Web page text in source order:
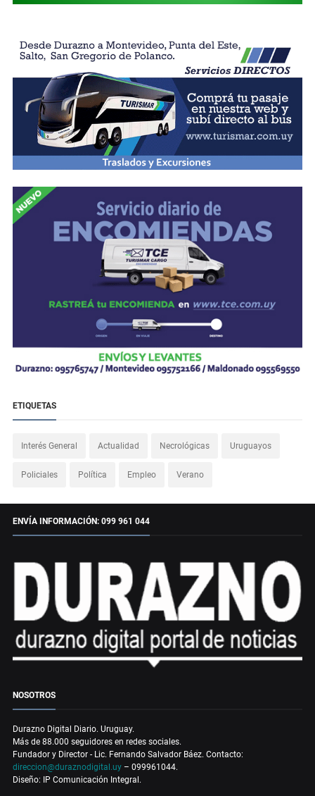
ETIQUETAS
Interés General Actualidad Necrológicas Uruguayos
Policiales Política Empleo Verano
ENVÍA INFORMACIÓN: 099 961 044
NOSOTROS
Durazno Digital Diario. Uruguay.
Más de 88.000 seguidores en redes sociales.
Fundador y Director - Lic. Fernando Salvador Báez. Contacto:
direccion@duraznodigital.uy – 099961044.
Diseño: IP Comunicación Integral.